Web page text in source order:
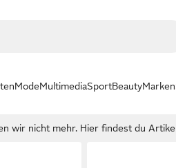
ModeMultimediaSportBeautyMarken
wir nicht mehr. Hier findest du